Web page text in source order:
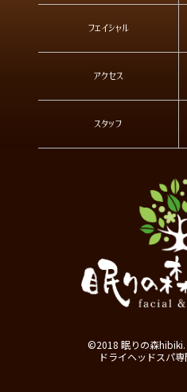
フェイシャル
アクセス
スタッフ
©2018 眠りの森hibiki.
ドライヘッドスパ